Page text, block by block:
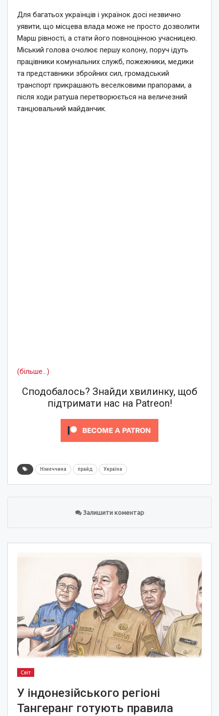
Для багатьох українців і українок досі незвично
уявити, що місцева влада може не просто дозволити
Марш рівності, а стати його повноцінною учасницею.
Міський голова очолює першу колону, поруч ідуть
працівники комунальних служб, пожежники, медики
та представники збройних сил, громадський
транспорт прикрашають веселковими прапорами, а
після ходи ратуша перетворюється на величезний
танцювальний майданчик.
(більше…)
Сподобалось? Знайди хвилинку, щоб
підтримати нас на Patreon!
Німеччина прайд Україна
Залишити коментар
Світ
У індонезійського регіоні
Тангеранг готують правила